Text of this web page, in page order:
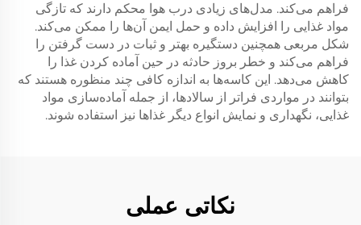
فراهم می‌کند. مدل‌های زیادی درب هوا محکم دارند که تازگی
مواد غذایی را افزایش داده و حمل ایمن آن‌ها را ممکن می‌کند.
شکل مربعی همچنین دستگیره بهتر و ثبات در دست گرفتن را
فراهم می‌کند و خطر بروز حادثه در حین آماده کردن غذا را
کاهش می‌دهد. این کاسه‌ها به اندازه کافی چند منظوره هستند که
بتوانند در مواردی فراتر از سالادها، از جمله آماده‌سازی مواد
غذایی، نگهداری و نمایش انواع دیگر غذاها نیز استفاده شوند.
نکاتی عملی